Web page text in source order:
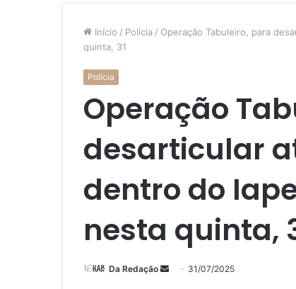
Início / Polícia / Operação Tabuleiro, para
quinta, 31
Polícia
Operação
desarticular
dentro do
nesta quinta,
Da Redação
Mande31/07/2025